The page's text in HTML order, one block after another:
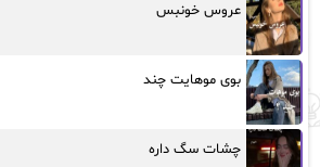
عروس خونبس
بوی موهایت چند
چشات سگ داره